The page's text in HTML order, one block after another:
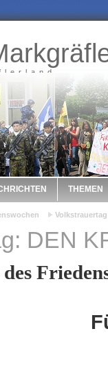
THEMEN
DEN